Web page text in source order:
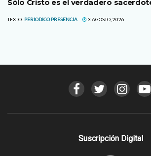
Sólo Cristo es el verdadero
TEXTO: PERIODICO PRESENCIA 3 AGOSTO, 2026
Suscripción Digital